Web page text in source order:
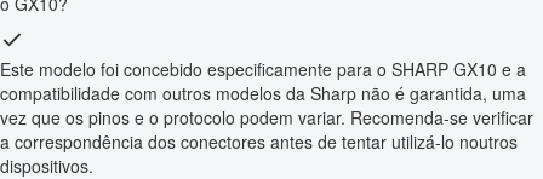
Este modelo foi concebido especificamente para o SHARP GX10 e a
compatibilidade com outros modelos da Sharp não é garantida, uma
vez que os pinos e o protocolo podem variar. Recomenda-se verificar
a correspondência dos conectores antes de tentar utilizá-lo noutros
dispositivos.